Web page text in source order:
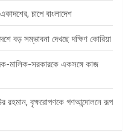
চাপে বাংলাদেশ
বড় সম্ভাবনা দেখছে দক্ষিণ কোরিয়া
মালিক-সরকারকে একসঙ্গে কাজ
রহমান, বৃক্ষরোপণকে গণআন্দোলনে রূপ